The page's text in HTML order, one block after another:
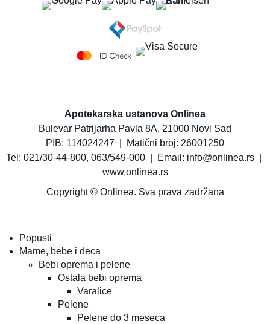
Apotekarska ustanova Onlinea
Bulevar Patrijarha Pavla 8A, 21000 Novi Sad
PIB: 114024247 | Matični broj: 26001250
Tel: 021/30-44-800, 063/549-000 | Email: info@onlinea.rs
www.onlinea.rs
Copyright © Onlinea. Sva prava zadržana
Popusti
Mame, bebe i deca
Bebi oprema i pelene
Ostala bebi oprema
Varalice
Pelene
Pelene do 3 meseca